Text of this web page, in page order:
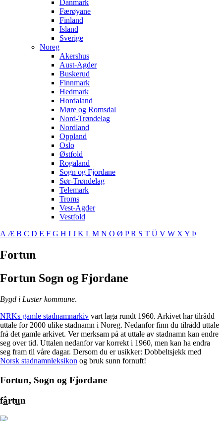
Danmark
Færøyane
Finland
Island
Sverige
Noreg
Akershus
Aust-Agder
Buskerud
Finnmark
Hedmark
Hordaland
Møre og Romsdal
Nord-Trøndelag
Nordland
Oppland
Oslo
Østfold
Rogaland
Sogn og Fjordane
Sør-Trøndelag
Telemark
Troms
Vest-Agder
Vestfold
AÆ B C D E F G H I J K L M N O Ø PR S T Ü V W XY Þ
Fortun
Fortun Sogn og Fjordane
Bygd i Luster kommune.
NRKs gamle stadnamnarkiv vart laga rundt 1960. Arkivet har tilrådd
uttale for 2000 ulike stadnamn i Noreg. Nedanfor finn du tilrådd uttale
frå det gamle arkivet. Ver merksam på at uttale av stadnamn kan endre
seg over tid. Uttalen nedanfor var korrekt i 1960, men kan ha endra
seg fram til våre dagar. Dersom du er usikker: Dobbeltsjekk med
Norsk stadnamnleksikon og bruk sunn fornuft!
Fortun, Sogn og Fjordane
fårtun